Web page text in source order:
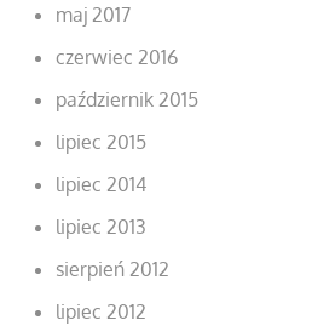
maj 2017
czerwiec 2016
październik 2015
lipiec 2015
lipiec 2014
lipiec 2013
sierpień 2012
lipiec 2012